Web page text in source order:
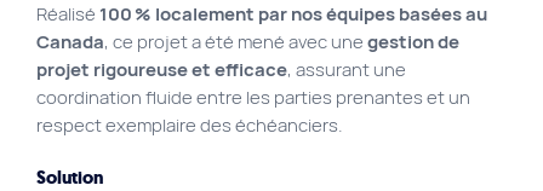
Réalisé 100 % localement par nos équipes basées au
Canada, ce projet a été mené avec une gestion de
projet rigoureuse et efficace, assurant une
coordination fluide entre les parties prenantes et un
respect exemplaire des échéanciers.
Solution